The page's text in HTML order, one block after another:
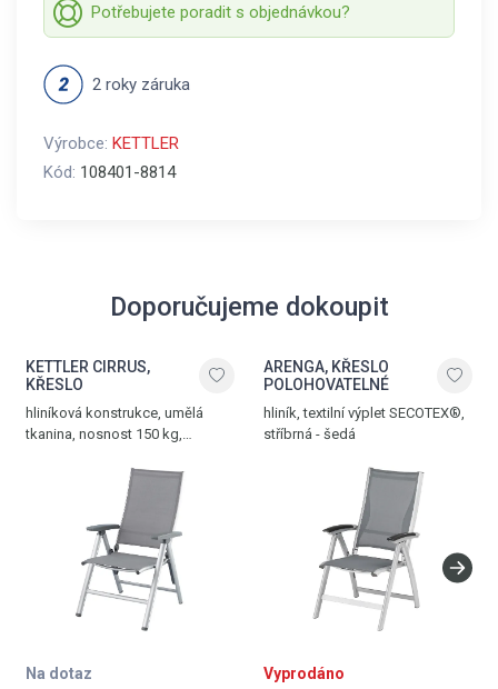
Potřebujete poradit s objednávkou?
2 roky záruka
Výrobce: KETTLER
Kód: 108401-8814
Doporučujeme dokoupit
KETTLER CIRRUS,
KŘESLO
hliníková konstrukce, umělá
tkanina, nosnost 150 kg,
antracitově šedá
Na dotaz
ARENGA, KŘESLO
POLOHOVATELNÉ
hliník, textilní výplet SECOTEX®,
stříbrná - šedá
Vyprodáno